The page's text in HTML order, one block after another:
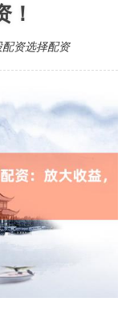
！
资选择配资